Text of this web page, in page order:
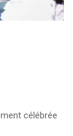
célébrée